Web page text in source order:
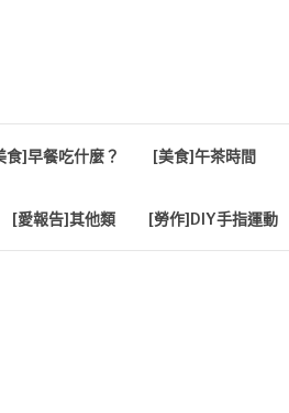
食]早餐吃什麼？ [美食]午茶時間
[愛報告]其他類 [勞作]DIY手指運動